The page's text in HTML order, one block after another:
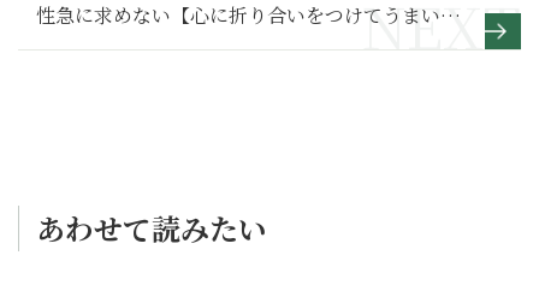
性急に求めない【心に折り合いをつけてうまいこ
と生きる】４
あわせて読みたい